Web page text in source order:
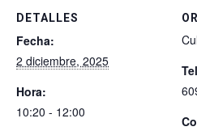
DETALLES
Fecha:
2 diciembre, 2025
Hora:
10:20 - 12:00